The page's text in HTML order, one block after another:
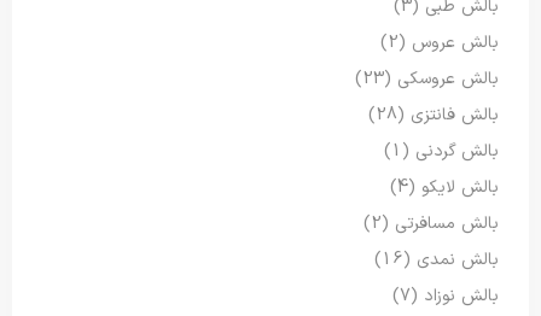
بالش طبی (3)
بالش عروس (2)
بالش عروسکی (23)
بالش فانتزی (28)
بالش گردنی (1)
بالش لایکو (4)
بالش مسافرتی (2)
بالش نمدی (16)
بالش نوزاد (7)